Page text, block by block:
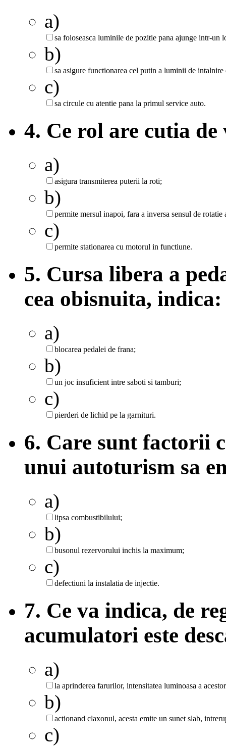
a)
sa foloseasca luminile de pozitie pana ajunge intr-un
b)
sa asigure functionarea cel putin a luminii de
c)
sa circule cu atentie pana la primul service auto.
4. Ce rol are cutia de
a)
asigura transmiterea puterii la roti;
b)
permite mersul inapoi, fara a inversa sensul de rotatie
c)
permite stationarea cu motorul in functiune.
5. Cursa libera a
cea obisnuita, indica:
a)
blocarea pedalei de frana;
b)
un joc insuficient intre saboti si tamburi;
c)
pierderi de lichid pe la garnituri.
6. Care sunt factorii
unui autoturism sa
a)
lipsa combustibilului;
b)
busonul rezervorului inchis la maximum;
c)
defectiuni la instalatia de injectie.
7. Ce va indica, de
acumulatori este
a)
la aprinderea farurilor, intensitatea luminoasa a
b)
actionand claxonul, acesta emite un sunet slab,
c)